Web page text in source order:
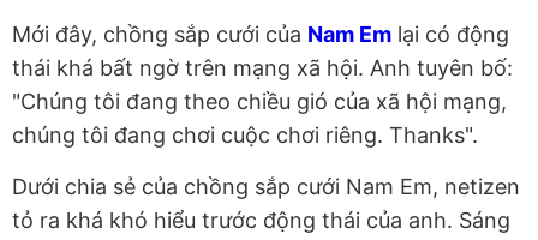
Mới đây, chồng sắp cưới của Nam Em lại có động
thái khá bất ngờ trên mạng xã hội. Anh tuyên bố:
"Chúng tôi đang theo chiều gió của xã hội mạng,
chúng tôi đang chơi cuộc chơi riêng. Thanks".
Dưới chia sẻ của chồng sắp cưới Nam Em, netizen
tỏ ra khá khó hiểu trước động thái của anh. Sáng